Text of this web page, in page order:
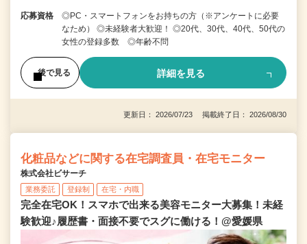
応募資格
◎PC・スマートフォンをお持ちの方（※アンケートに必要
なため） ◎未経験者大歓迎！ ◎20代、30代、40代、50代の
女性の登録多数 ◎年齢不問
後で見る 詳細を見る
更新日： 2026/07/23 掲載終了日： 2026/08/30
化粧品などに関する在宅調査員・在宅モニター
株式会社ビサーチ
業務委託 登録制 在宅・内職
完全在宅OK！スマホで出来る美容モニター大募集！未経
験歓迎♪履歴書・面接不要でスグに働ける！@愛媛県